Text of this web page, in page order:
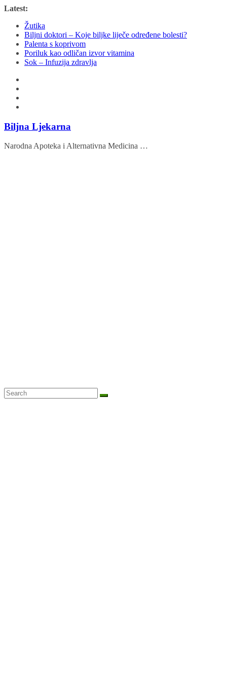
Skip
content
Latest:
Žutika
Biljni doktori – Koje biljke liječe određene bolesti?
Palenta s koprivom
Poriluk kao odličan izvor vitamina
Sok – Infuzija zdravlja
Biljna Ljekarna
Narodna Apoteka i Alternativna Medicina …